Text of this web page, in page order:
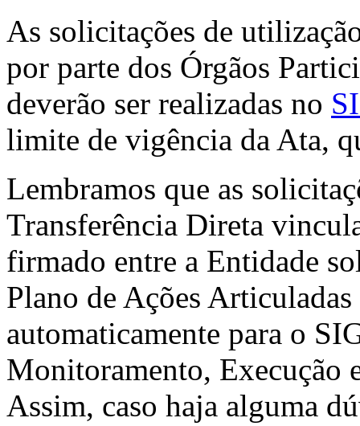
As solicitações de
por parte dos Órgãos
deverão ser realizadas no
limite de vigência da Ata,
Lembramos que as
Transferência Direta
firmado entre a Entidade
Plano de Ações
automaticamente para o
Monitoramento,
Assim, caso haja alguma